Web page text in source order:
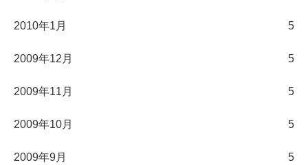
2010年1月 5
2009年12月 5
2009年11月 5
2009年10月 5
2009年9月 5